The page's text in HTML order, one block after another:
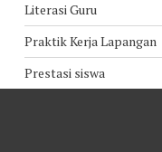
Literasi Guru
Praktik Kerja Lapangan
Prestasi siswa